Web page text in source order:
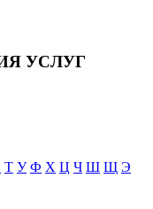
УСЛУГ
Т У Ф Х Ц Ч Ш Щ Э